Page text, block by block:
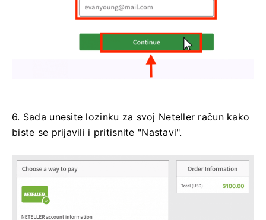
6. Sada unesite lozinku za svoj Neteller račun kako
biste se prijavili i pritisnite "Nastavi".